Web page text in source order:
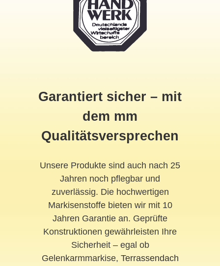
Garantiert sicher – mit
dem mm
Qualitätsversprechen
Unsere Produkte sind auch nach 25
Jahren noch pflegbar und
zuverlässig. Die hochwertigen
Markisenstoffe bieten wir mit 10
Jahren Garantie an. Geprüfte
Konstruktionen gewährleisten Ihre
Sicherheit – egal ob
Gelenkarmmarkise, Terrassendach